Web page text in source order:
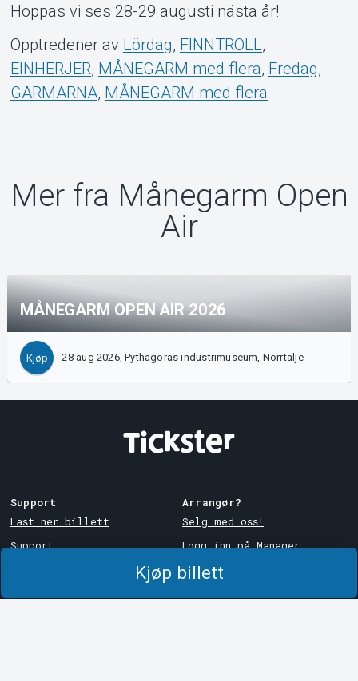
Kjøp billett
Hoppas vi ses 28-29 augusti nästa år!
Opptredener av Lördag, FINNTROLL,
EINHERJER, MÅNEGARM med flera, Fredag,
GARMARNA, MÅNEGARM med flera
Mer fra Månegarm Open
Air
MÅNEGARM OPEN AIR 2026
Kjøp 28 aug 2026, Pythagoras industrimuseum, Norrtälje
Support
Last ner billett
Support
Arrangør?
Selg med oss!
Logg inn på Manager
System Support